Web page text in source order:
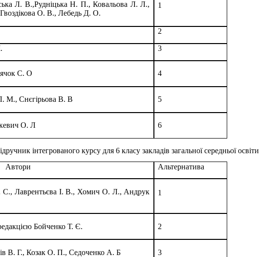
Л. В.,Рудніцька Н. П., Ковальова Л. Л.,
О. В., Лебедь Д. О.
1
2
3
С. О 4
М., Снєгірьова В. В 5
О. Л 6
інтегрованого курсу для 6 класу закладів загальної середньої освіти
Автори
Альтернатива
Лаврентьєва І. В., Хомич О. Л., Андрук
1
Бойченко Т. Є. 2
В. Г., Козак О. П., Седоченко А. Б 3